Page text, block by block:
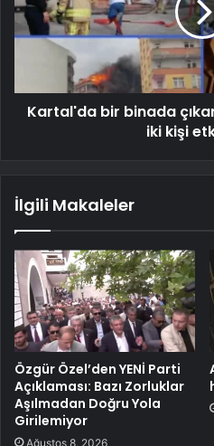
Kartal'da bir binada
iki kişi
İlgili Makaleler
Özgür Özel’den YENİ Parti
Açıklaması: Bazı Zorluklar
Aşılmadan Doğru Yola
Girilemiyor
Ağustos 8, 2026